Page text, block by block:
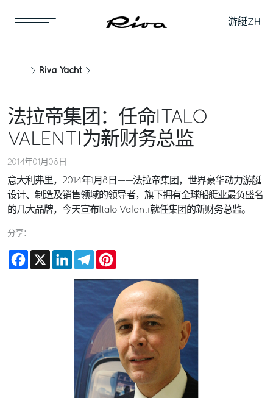
游艇ZH
Riva Yacht
法拉帝集团：任命ITALO
VALENTI为新财务总监
2014年01月08日
意大利弗里，2014年1月8日——法拉帝集团，世界豪华动力游艇
设计、制造及销售领域的领导者，旗下拥有全球船艇业最负盛名
的几大品牌，今天宣布Italo Valenti就任集团的新财务总监。
分享：
Facebook
X LinkedInTelegram